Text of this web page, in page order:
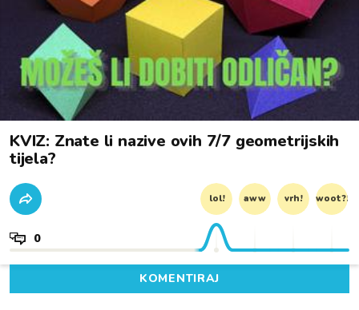
KVIZ: Znate li nazive ovih 7/7 geometrijskih
tijela?
lol! aww vrh! woot?!
0
KOMENTIRAJ